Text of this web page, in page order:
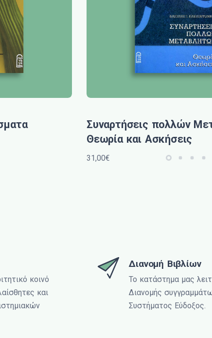
Συναρτήσεις πολλών
Θεωρία και Ασκήσεις
31,00€
κοινό
και
Διανομή Βιβλίων
Το κατάστημα μας
Διανομής
Συστήματος Εύδοξος.